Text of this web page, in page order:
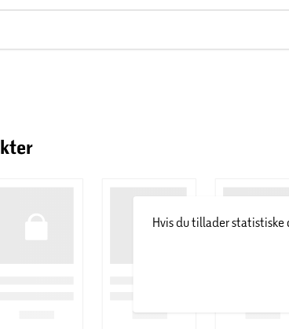
Hvis du tillader statistiske